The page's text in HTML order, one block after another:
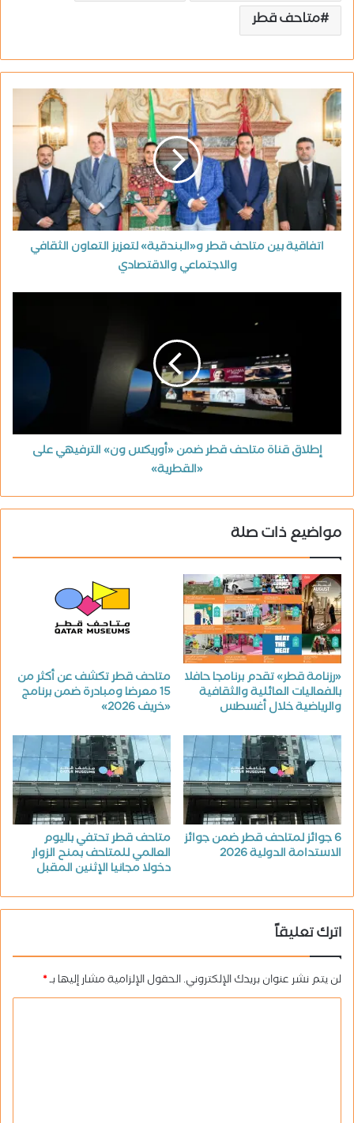
متاحف قطر
اتفاقية بين متاحف قطر و«البندقية» لتعزيز التعاون الثقافي
والاجتماعي والاقتصادي
إطلاق قناة متاحف قطر ضمن «أوريكس ون» الترفيهي على
«القطرية»
مواضيع ذات صلة
«رزنامة قطر» تقدم برنامجا حافلا
بالفعاليات العائلية والثقافية
والرياضية خلال أغسطس
متاحف قطر تكشف عن أكثر من
15 معرضا ومبادرة ضمن برنامج
«خريف 2026»
6 جوائز لمتاحف قطر ضمن جوائز
الاستدامة الدولية 2026
متاحف قطر تحتفي باليوم
العالمي للمتاحف بمنح الزوار
دخولا مجانيا الإثنين المقبل
اترك تعليقاً
لن يتم نشر عنوان بريدك الإلكتروني.الحقول الإلزامية مشار إليها بـ*